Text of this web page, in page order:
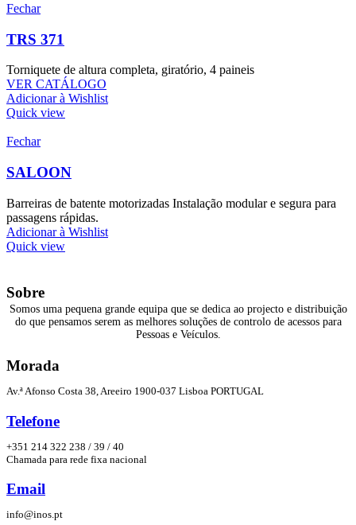
Fechar
TRS 371
Torniquete de altura completa, giratório, 4 paineis
VER CATÁLOGO
Adicionar à Wishlist
Quick view
Fechar
SALOON
Barreiras de batente motorizadas Instalação modular e segura para
passagens rápidas.
Adicionar à Wishlist
Quick view
Sobre
Somos uma pequena grande equipa que se dedica ao projecto e distribuição
do que pensamos serem as melhores soluções de controlo de acessos para
Pessoas e Veículos.
Morada
Av.ª Afonso Costa 38, Areeiro 1900-037 Lisboa PORTUGAL
Telefone
+351 214 322 238 / 39 / 40
Chamada para rede fixa nacional
Email
info@inos.pt